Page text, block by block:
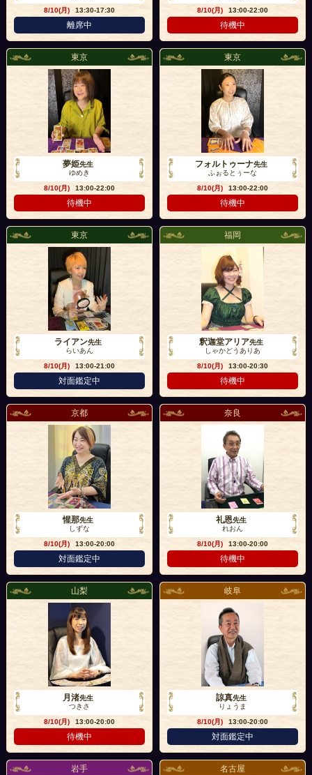
8/10(月)
13:30-17:30
離席中
8/10(月)
13:00-22:00
待機中
東京
夢姫先生
ゆめき
8/10(月)
13:00-22:00
待機中
東京
フォルトゥーナ先生
ふぉるとぅーな
8/10(月)
13:00-22:00
待機中
東京
ライアン先生
らいあん
8/10(月)
13:00-21:00
対面鑑定中
福岡
釈迦堂アリア先生
しゃかどうありあ
8/10(月)
13:00-20:30
待機中
京都
惺那先生
しずな
8/10(月)
13:00-20:00
対面鑑定中
奈良
礼恩先生
れおん
8/10(月)
13:00-20:00
待機中
山梨
月渚先生
つきさ
8/10(月)
13:00-20:00
待機中
岐阜
諒真先生
りょうま
8/10(月)
13:00-20:00
対面鑑定中
岩手 名古屋